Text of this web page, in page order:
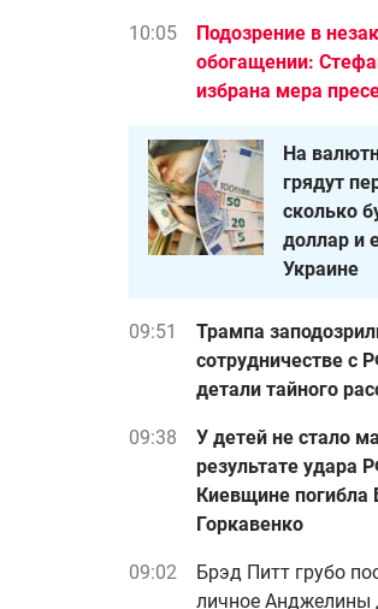
10:05
Подозрение в
обогащении:
избрана мера
На
грядут
сколько
доллар и
Украине
09:51
Трампа
сотрудничестве с
детали тайного
09:38
У детей не стало
результате удара
Киевщине погибла
Горкавенко
09:02
Брэд Питт грубо
личное Анджелины